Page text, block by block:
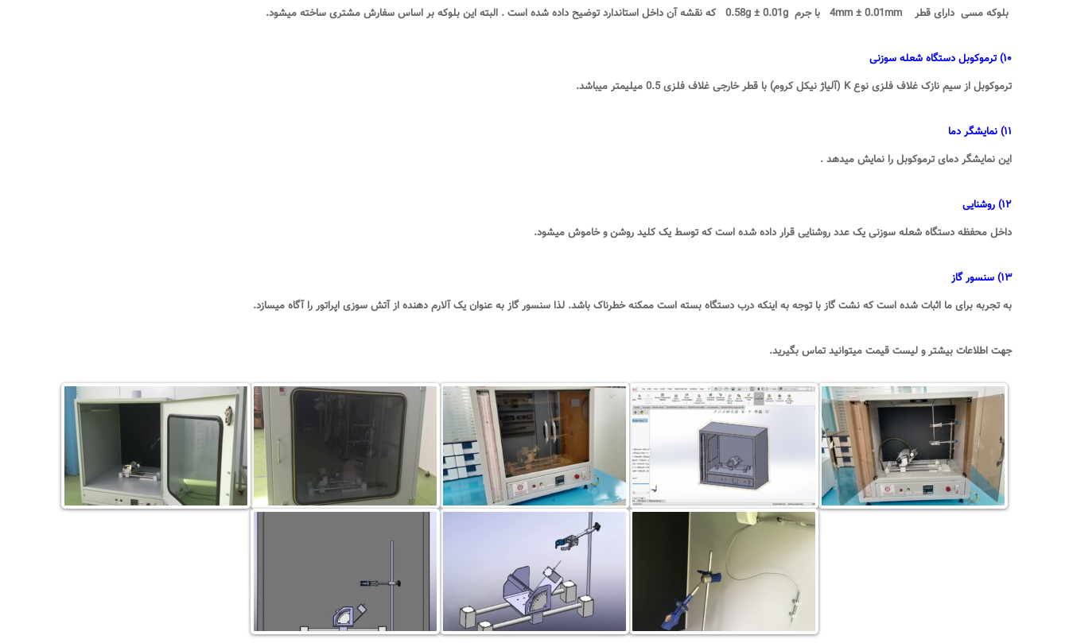
بلوکه مسی دارای قطر 4 mm ± 0.01mm با جرم 0.58 g ± 0.01g که نقشه آن داخل استاندارد توضیح داده شده است . البته این بلوکه بر اساس سفارش مشتری ساخته میشود.
۱۰)ترموکوبل دستگاه شعله سوزنی
ترموکوبل از سیم نازک غلاف فلزی نوعK ( آلیاژ نیکل کروم) با قطر خارجی غلاف فلزی 0.5 میلیمتر میباشد .
۱۱) نمایشگر دما
این نمایشگر دمای ترموکوبل را نمایش میدهد .
۱۲) روشنایی
داخل محفظه دستگاه شعله سوزنی یک عدد روشنایی قرار داده شده است که توسط یک کلید روشن و خاموش میشود.
۱۳) سنسور گاز
به تجربه برای ما اثبات شده است که نشت گاز با توجه به اینکه درب دستگاه بسته است ممکنه خطرناک باشد. لذا سنسور گاز به عنوان یک آلارم دهنده از آتش سوزی اپراتور را آگاه میسازد.
جهت اطلاعات بیشتر و لیست قیمت میتوانید تماس بگیرید.